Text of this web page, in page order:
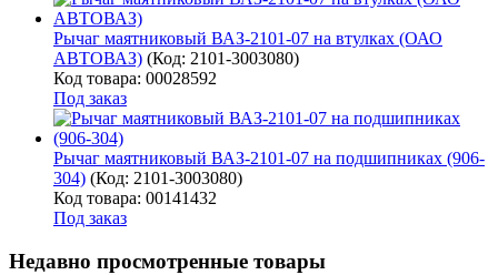
Рычаг маятниковый ВАЗ-2101-07 на втулках (ОАО
АВТОВАЗ) (Код: 2101-3003080)
Код товара: 00028592
Под заказ
Рычаг маятниковый ВАЗ-2101-07 на подшипниках (906-
304) (Код: 2101-3003080)
Код товара: 00141432
Под заказ
Недавно просмотренные товары